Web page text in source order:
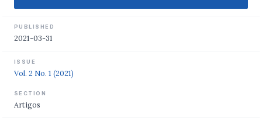
PUBLISHED
2021-03-31
ISSUE
Vol. 2 No. 1 (2021)
SECTION
Artigos